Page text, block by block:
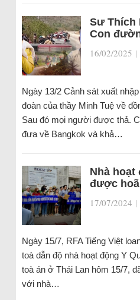
Sư Thích
Con
16/02/2025 |
Ngày 13/2 Cảnh sát xuất
đoàn của thầy Minh Tuệ về
Sau đó mọi người được thả.
đưa về Bangkok và khả…
Nhà hoạt
được
17/07/2024 |
Ngày 15/7, RFA Tiếng Việt
toà dẫn độ nhà hoạt động Y
toà án ở Thái Lan hôm 15/7,
với nhà…